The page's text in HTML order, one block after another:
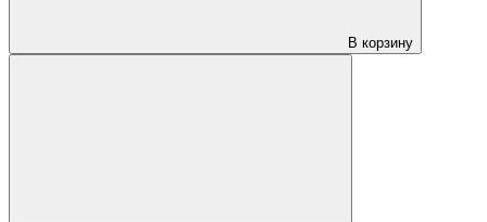
В корзину